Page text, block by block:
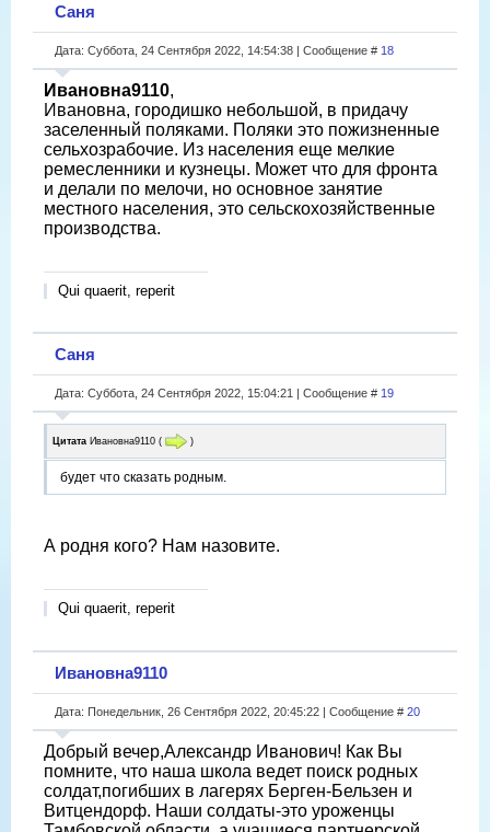
Саня
Дата: Суббота, 24 Сентября 2022, 14:54:38 | Сообщение # 18
Ивановна9110,
Ивановна, городишко небольшой, в придачу
заселенный поляками. Поляки это пожизненные
сельхозрабочие. Из населения еще мелкие
ремесленники и кузнецы. Может что для фронта
и делали по мелочи, но основное занятие
местного населения, это сельскохозяйственные
производства.
Qui quaerit, reperit
Саня
Дата: Суббота, 24 Сентября 2022, 15:04:21 | Сообщение # 19
Цитата Ивановна9110 ( )
будет что сказать родным.
А родня кого? Нам назовите.
Qui quaerit, reperit
Ивановна9110
Дата: Понедельник, 26 Сентября 2022, 20:45:22 | Сообщение # 20
Добрый вечер,Александр Иванович! Как Вы
помните, что наша школа ведет поиск родных
солдат,погибших в лагерях Берген-Бельзен и
Витцендорф. Наши солдаты-это уроженцы